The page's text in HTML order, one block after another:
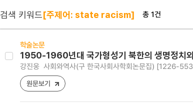
검색 키워드[주제어: state racism] 총 1건
학술논문
1950-1960년대 국가형성기 북한의 생명정치
강진웅 사회와역사(구 한국사회사학회논문집) [1226-
원문보기